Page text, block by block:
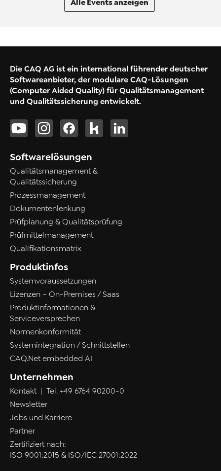
Alle Events anzeigen
Die CAQ AG ist ein international führender deutscher
Softwareanbieter, der modulare CAQ-Lösungen
(Computer Aided Quality) für Qualitätsmanagement
und Qualitätssicherung entwickelt.
Softwarelösungen
Qualitätsmanagement &
Qualitätssicherung
Prozessmanagement
Dokumentenlenkung
Prüfplanung & Qualitätsprüfung
Prüfmittelmanagement
Qualifikationsmatrix
Produktinfos
Systemvoraussetzungen
Lizenzen – On-Premises / Saas
Produktinformationen &
Serviceversprechen
Normenkonformität
Systemintegration / Schnittstellen
CAQ.Net embedded AI
Unternehmen
Kontakt| Tel. +49 6764 90200-0
Newsletter
Jobs und Karriere
Partner
Zertifiziert nach:
ISO 9001:2015 & ISO/IEC 27001:2022